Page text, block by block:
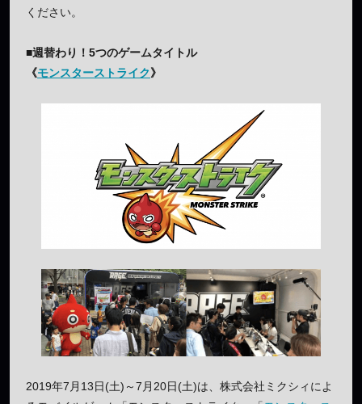
ください。
■週替わり！5つのゲームタイトル
《モンスターストライク》
2019年7月13日(土)～7月20日(土)は、株式会社ミクシィによ